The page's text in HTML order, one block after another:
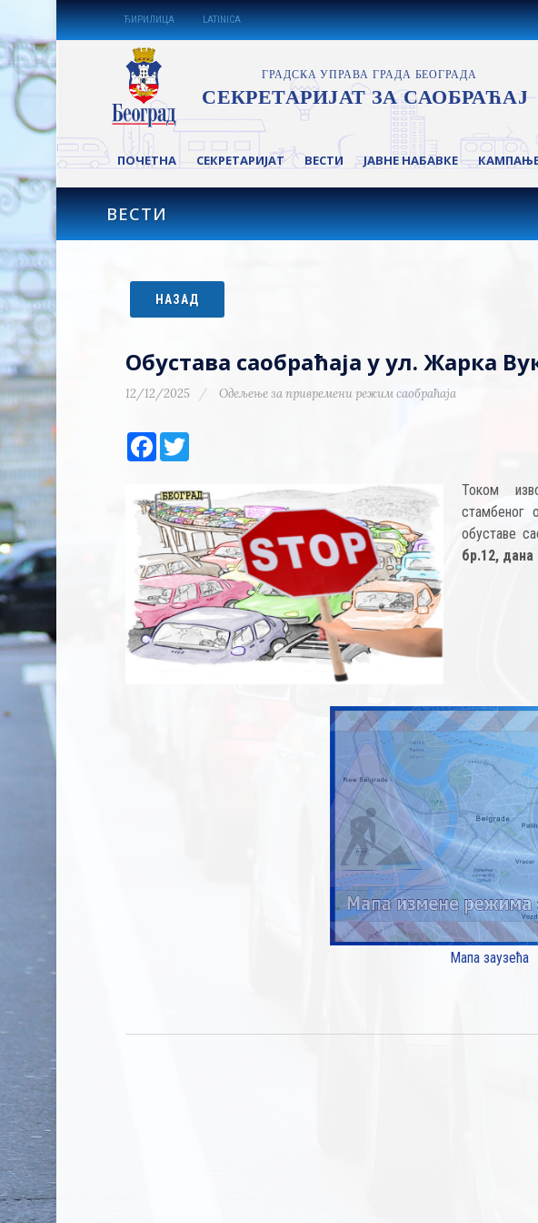
ЋИРИЛИЦА LATINICA
ПОЧЕТНА СЕКРЕТАРИЈАТ ВЕСТИ ЈАВНЕ НАБАВКЕ
ВЕСТИ
НАЗАД
Обустава саобраћаја у ул. Жарка
12/12/2025 Одељење за привремени режим саобраћаја
Facebook
Током
стамбеног
обуставе
бр.12, дана
Мапа заузећа